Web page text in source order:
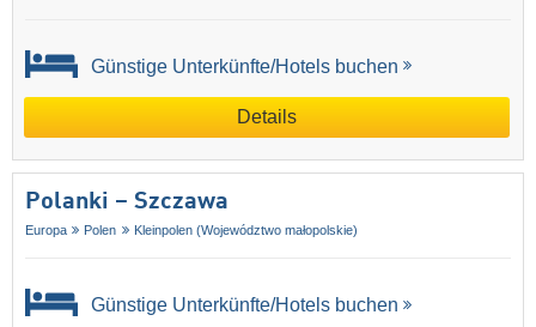
Günstige Unterkünfte/Hotels buchen
Details
Polanki – Szczawa
Europa Polen Kleinpolen (Województwo małopolskie)
Günstige Unterkünfte/Hotels buchen